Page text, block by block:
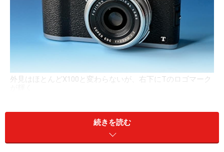
外見はほとんどX100と変わらないが、右下にTのロゴマーク
右上に見えるのがコマンドダイヤルで、一眼レフ感覚で使え
るようになった
続きを読む